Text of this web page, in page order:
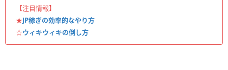
【注目情報】
★JP稼ぎの効率的なやり方
☆ウィキウィキの倒し方